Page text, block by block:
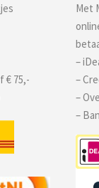
€ 75,-
Met
–
–
–
–